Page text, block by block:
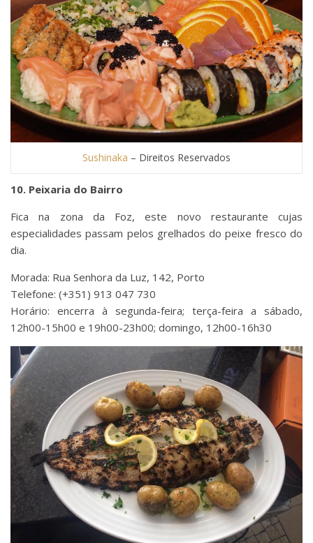
Sushinaka – Direitos Reservados
10. Peixaria do Bairro
Fica na zona da Foz, este novo restaurante cujas
especialidades passam pelos grelhados do peixe fresco do
dia.
Morada: Rua Senhora da Luz, 142, Porto
Telefone: (+351) 913 047 730
Horário: encerra à segunda-feira; terça-feira a sábado,
12h00-15h00 e 19h00-23h00; domingo, 12h00-16h30